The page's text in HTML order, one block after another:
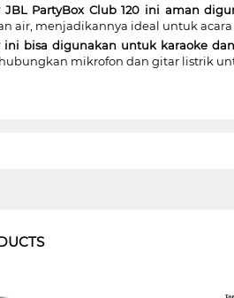
JBL PartyBox Club 120 ini aman
air, menjadikannya ideal untuk
ini bisa digunakan untuk karaoke
mikrofon dan gitar listrik